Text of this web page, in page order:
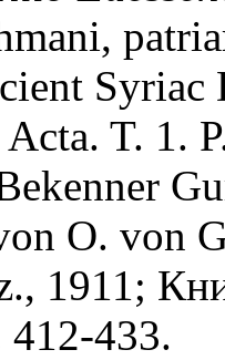
Syriac
Acta. T. 1.
O. von
1911;
433.